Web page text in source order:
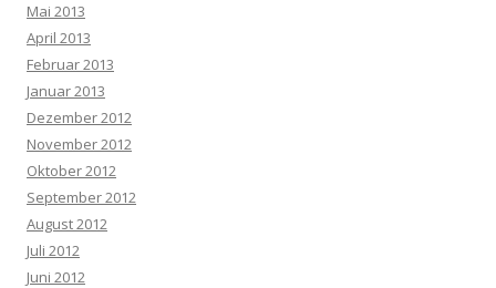
Mai 2013
April 2013
Februar 2013
Januar 2013
Dezember 2012
November 2012
Oktober 2012
September 2012
August 2012
Juli 2012
Juni 2012